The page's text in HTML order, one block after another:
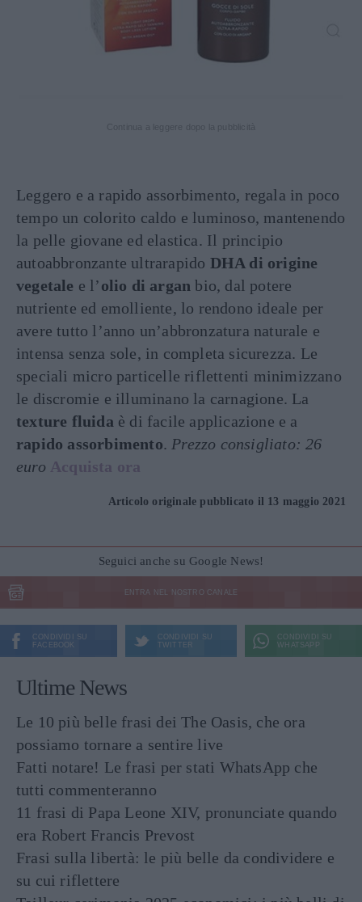
Leggero e a rapido assorbimento, regala in poco
tempo un colorito caldo e luminoso, mantenendo
la pelle giovane ed elastica. Il principio
autoabbronzante ultrarapido DHA di origine
vegetale e l’olio di argan bio, dal potere
nutriente ed emolliente, lo rendono ideale per
avere tutto l’anno un’abbronzatura naturale e
intensa senza sole, in completa sicurezza. Le
speciali micro particelle riflettenti minimizzano
le discromie e illuminano la carnagione. La
texture fluida è di facile applicazione e a
rapido assorbimento. Prezzo consigliato: 26
euro Acquista ora
Articolo originale pubblicato il 13 maggio 2021
Seguici anche su Google News!
ENTRA NEL NOSTRO CANALE
CONDIVIDI SU
FACEBOOK
CONDIVIDI SU
TWITTER
CONDIVIDI SU
WHATSAPP
Ultime News
Le 10 più belle frasi dei The Oasis, che ora
possiamo tornare a sentire live
Fatti notare! Le frasi per stati WhatsApp che
tutti commenteranno
11 frasi di Papa Leone XIV, pronunciate quando
era Robert Francis Prevost
Frasi sulla libertà: le più belle da condividere e
su cui riflettere